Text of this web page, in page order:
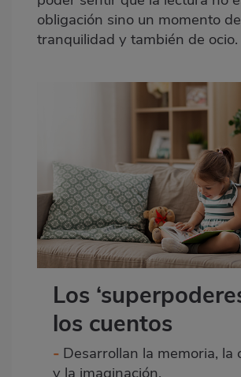
obligación sino un momento
tranquilidad y también de ocio.
Los
los cuentos
- Desarrollan la memoria, la
y la imaginación.